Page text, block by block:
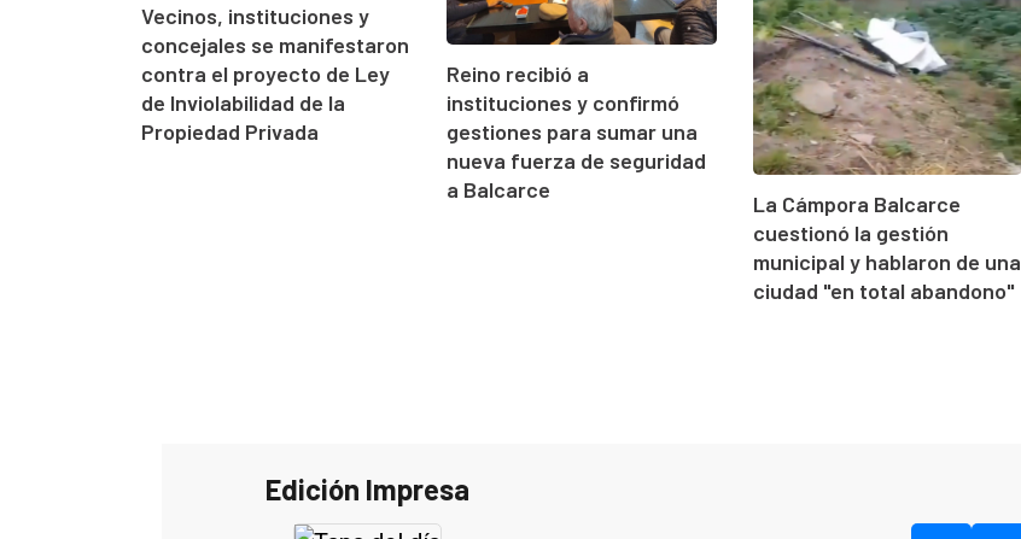
Vecinos, instituciones y
concejales se manifestaron
contra el proyecto de Ley
de Inviolabilidad de la
Propiedad Privada
Reino recibió a
instituciones y confirmó
gestiones para sumar una
nueva fuerza de seguridad
a Balcarce
La Cámpora Balcarce
cuestionó la gestión
municipal y hablaron de una
ciudad "en total abandono"
Edición Impresa